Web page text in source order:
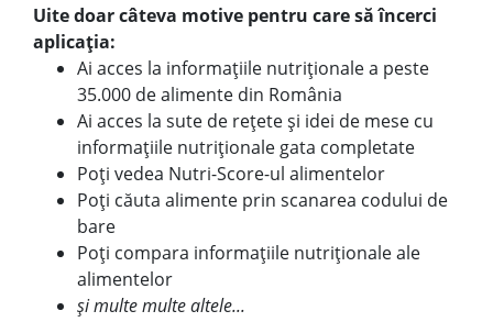
Uite doar câteva motive pentru care să încerci
aplicația:
Ai acces la informațiile nutriționale a peste
35.000 de alimente din România
Ai acces la sute de rețete și idei de mese cu
informațiile nutriționale gata completate
Poți vedea Nutri-Score-ul alimentelor
Poți căuta alimente prin scanarea codului de
bare
Poți compara informațiile nutriționale ale
alimentelor
și multe multe altele...